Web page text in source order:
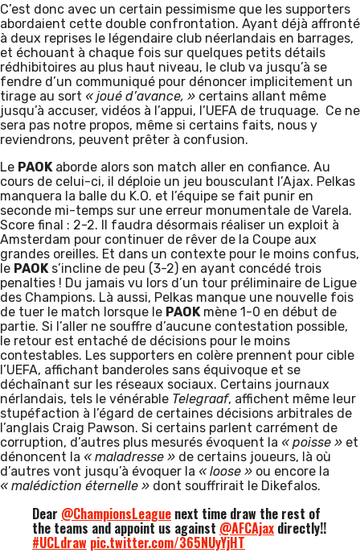
C’est donc avec un certain pessimisme que les supporters
abordaient cette double confrontation. Ayant déjà affronté
à deux reprises le légendaire club néerlandais en barrages,
et échouant à chaque fois sur quelques petits détails
rédhibitoires au plus haut niveau, le club va jusqu’à se
fendre d’un communiqué pour dénoncer implicitement un
tirage au sort « joué d’avance, » certains allant même
jusqu’à accuser, vidéos à l’appui, l’UEFA de truquage. Ce ne
sera pas notre propos, même si certains faits, nous y
reviendrons, peuvent prêter à confusion.
Le PAOK aborde alors son match aller en confiance. Au
cours de celui-ci, il déploie un jeu bousculant l’Ajax. Pelkas
manquera la balle du K.O. et l’équipe se fait punir en
seconde mi-temps sur une erreur monumentale de Varela.
Score final : 2-2. Il faudra désormais réaliser un exploit à
Amsterdam pour continuer de rêver de la Coupe aux
grandes oreilles. Et dans un contexte pour le moins confus,
le PAOK s’incline de peu (3-2) en ayant concédé trois
penalties ! Du jamais vu lors d’un tour préliminaire de Ligue
des Champions. Là aussi, Pelkas manque une nouvelle fois
de tuer le match lorsque le PAOK mène 1-0 en début de
partie. Si l’aller ne souffre d’aucune contestation possible,
le retour est entaché de décisions pour le moins
contestables. Les supporters en colère prennent pour cible
l’UEFA, affichant banderoles sans équivoque et se
déchaînant sur les réseaux sociaux. Certains journaux
nérlandais, tels le vénérable Telegraaf, affichent même leur
stupéfaction à l’égard de certaines décisions arbitrales de
l’anglais Craig Pawson. Si certains parlent carrément de
corruption, d’autres plus mesurés évoquent la « poisse » et
dénoncent la « maladresse » de certains joueurs, là où
d’autres vont jusqu’à évoquer la « loose » ou encore la
« malédiction éternelle » dont souffrirait le Dikefalos.
Dear @ChampionsLeague next time draw the rest of
the teams and appoint us against @AFCAjax directly!!
#UCLdraw pic.twitter.com/365NUyYjHT